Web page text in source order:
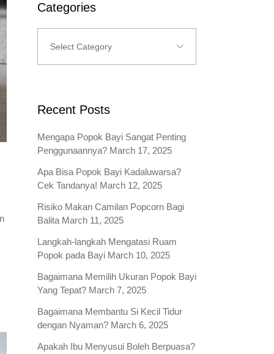
Categories
Categories
Recent Posts
Mengapa Popok Bayi Sangat Penting
Penggunaannya? March 17, 2025
Apa Bisa Popok Bayi Kadaluwarsa?
Cek Tandanya! March 12, 2025
Risiko Makan Camilan Popcorn Bagi
Balita March 11, 2025
Langkah-langkah Mengatasi Ruam
Popok pada Bayi March 10, 2025
Bagaimana Memilih Ukuran Popok Bayi
Yang Tepat? March 7, 2025
Bagaimana Membantu Si Kecil Tidur
dengan Nyaman? March 6, 2025
Apakah Ibu Menyusui Boleh Berpuasa?